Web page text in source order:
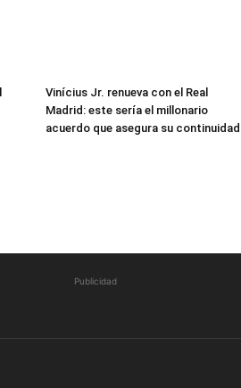
Vinícius Jr. renueva con el Real
Madrid: este sería el millonario
acuerdo que asegura su continuidad
Publicidad